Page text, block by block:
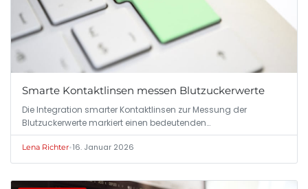
Smarte Kontaktlinsen messen Blutzuckerwerte
Die Integration smarter Kontaktlinsen zur Messung der
Blutzuckerwerte markiert einen bedeutenden…
Lena Richter•16. Januar 2026